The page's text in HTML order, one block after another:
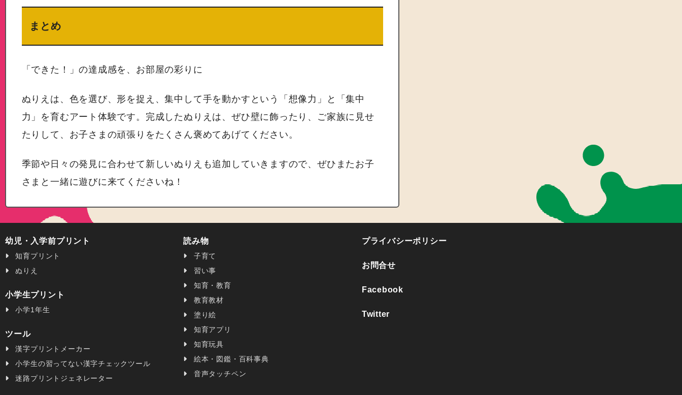
まとめ
「できた！」の達成感を、お部屋の彩りに
ぬりえは、色を選び、形を捉え、集中して手を動かすという「想像力」と「集中
力」を育むアート体験です。完成したぬりえは、ぜひ壁に飾ったり、ご家族に見せ
たりして、お子さまの頑張りをたくさん褒めてあげてください。
季節や日々の発見に合わせて新しいぬりえも追加していきますので、ぜひまたお子
さまと一緒に遊びに来てくださいね！
幼児・入学前プリント
知育プリント
ぬりえ
小学生プリント
小学1年生
ツール
漢字プリントメーカー
小学生の習ってない漢字チェックツール
迷路プリントジェネレーター
読み物
子育て
習い事
知育・教育
教育教材
塗り絵
知育アプリ
知育玩具
絵本・図鑑・百科事典
音声タッチペン
プライバシーポリシー
お問合せ
Facebook
Twitter